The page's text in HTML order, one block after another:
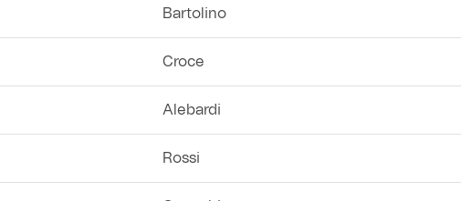
Bartolino
Croce
Alebardi
Rossi